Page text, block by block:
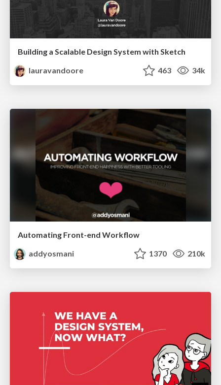
Building a Scalable Design System with Sketch
lauravandoore
463 34k
Automating Front-end Workflow
addyosmani
1370 210k